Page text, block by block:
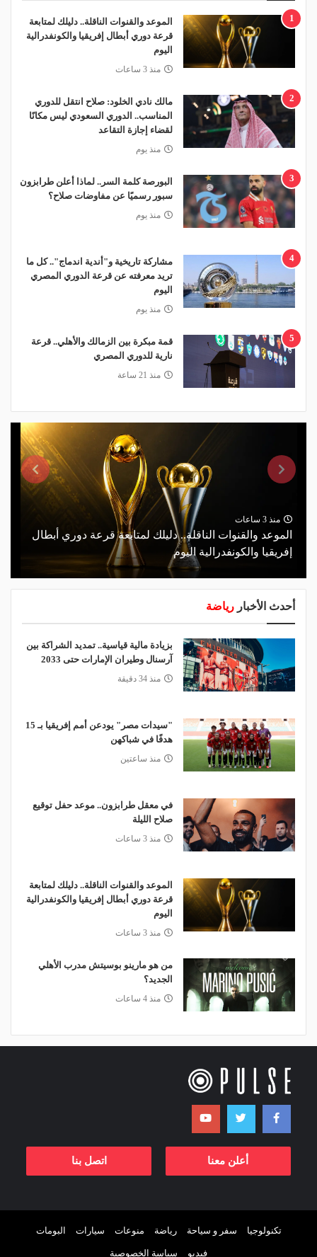
1
الموعد والقنوات الناقلة.. دليلك لمتابعة
قرعة دوري أبطال إفريقيا والكونفدرالية
اليوم
منذ 3 ساعات
2
مالك نادي الخلود: صلاح انتقل للدوري
المناسب.. الدوري السعودي ليس مكانًا
لقضاء إجازة التقاعد
منذ يوم
3
البورصة كلمة السر.. لماذا أعلن طرابزون
سبور رسميًا عن مفاوضات صلاح؟
منذ يوم
4
مشاركة تاريخية و"أندية اندماج".. كل ما
تريد معرفته عن قرعة الدوري المصري
اليوم
منذ يوم
5
قمة مبكرة بين الزمالك والأهلي.. قرعة
نارية للدوري المصري
منذ 21 ساعة
منذ 3 ساعات
الموعد والقنوات الناقلة.. دليلك لمتابعة قرعة دوري أبطال
إفريقيا والكونفدرالية اليوم
أحدث الأخبار رياضة
بزيادة مالية قياسية.. تمديد الشراكة بين
آرسنال وطيران الإمارات حتى 2033
منذ 34 دقيقة
"سيدات مصر" يودعن أمم إفريقيا بـ 15
هدفًا في شباكهن
منذ ساعتين
في معقل طرابزون.. موعد حفل توقيع
صلاح الليلة
منذ 3 ساعات
الموعد والقنوات الناقلة.. دليلك لمتابعة
قرعة دوري أبطال إفريقيا والكونفدرالية
اليوم
منذ 3 ساعات
من هو مارينو بوسيتش مدرب الأهلي
الجديد؟
منذ 4 ساعات
أعلن معنا اتصل بنا
تكنولوجيا سفر و سياحة رياضة منوعات سيارات البومات
فيديو سياسة الخصوصية